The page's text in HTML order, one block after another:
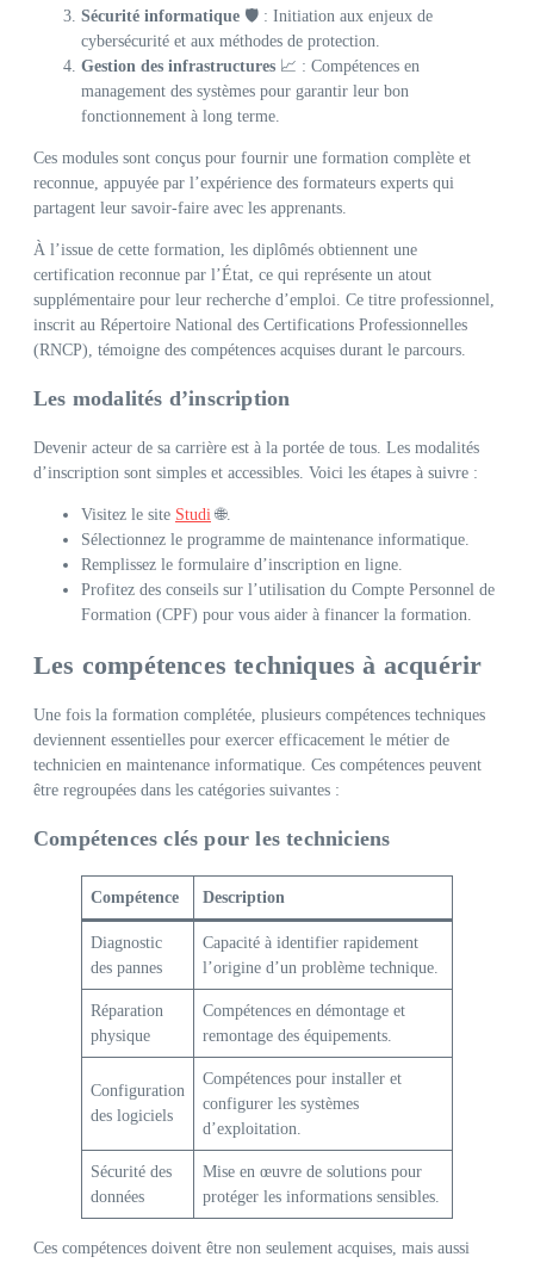
Sécurité informatique 🛡️ : Initiation aux enjeux de
cybersécurité et aux méthodes de protection.
Gestion des infrastructures 📈 : Compétences en
management des systèmes pour garantir leur bon
fonctionnement à long terme.
Ces modules sont conçus pour fournir une formation complète et
reconnue, appuyée par l’expérience des formateurs experts qui
partagent leur savoir-faire avec les apprenants.
À l’issue de cette formation, les diplômés obtiennent une
certification reconnue par l’État, ce qui représente un atout
supplémentaire pour leur recherche d’emploi. Ce titre professionnel,
inscrit au Répertoire National des Certifications Professionnelles
(RNCP), témoigne des compétences acquises durant le parcours.
Les modalités d’inscription
Devenir acteur de sa carrière est à la portée de tous. Les modalités
d’inscription sont simples et accessibles. Voici les étapes à suivre :
Visitez le site Studi 🌐.
Sélectionnez le programme de maintenance informatique.
Remplissez le formulaire d’inscription en ligne.
Profitez des conseils sur l’utilisation du Compte Personnel de
Formation (CPF) pour vous aider à financer la formation.
Les compétences techniques à acquérir
Une fois la formation complétée, plusieurs compétences techniques
deviennent essentielles pour exercer efficacement le métier de
technicien en maintenance informatique. Ces compétences peuvent
être regroupées dans les catégories suivantes :
Compétences clés pour les techniciens
Compétence Description
Diagnostic
des pannes
Capacité à identifier rapidement
l’origine d’un problème technique.
Réparation
physique
Compétences en démontage et
remontage des équipements.
Configuration
des logiciels
Compétences pour installer et
configurer les systèmes
d’exploitation.
Sécurité des
données
Mise en œuvre de solutions pour
protéger les informations sensibles.
Ces compétences doivent être non seulement acquises, mais aussi